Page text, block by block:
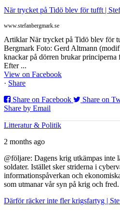
När trycket på Tidö blev för tufft |
www.stefanbergmark.se
Artiklar När trycket på Tidö blev för
Bergmark Foto: Gerd Altmann
knackar på dörren brukar principerna
Efter ...
View on Facebook
· Share
Share on Facebook
Share on
Share by Email
Litteratur & Politik
2 months ago
@följare: Dagens krig utkämpas inte
soldater. Istället sker striderna i
informationspåverkan och
som utmanar vår syn på krig och fred.
Därför räcker inte fler krigsfartyg |